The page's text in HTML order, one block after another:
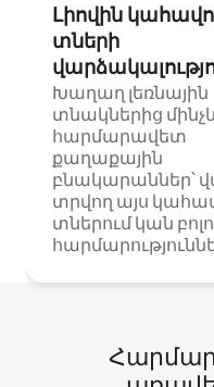
Լիովին
տների
Խաղաղ լեռնային
տնակներից
հարմարավետ
քաղաքային
բնակարաններ՝
տրվող այս
տներում կան